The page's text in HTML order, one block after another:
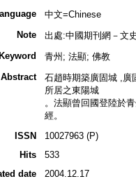
中文=Chinese
Note
出處:中國期刊網－文
Keyword
青州; 法顯; 佛教
Abstract
石趙時期築廣固城 ,廣
所居之東陽城
。法顯曾回國登陸於
經。
ISSN
10027963 (P)
Hits
533
date
2004.12.17